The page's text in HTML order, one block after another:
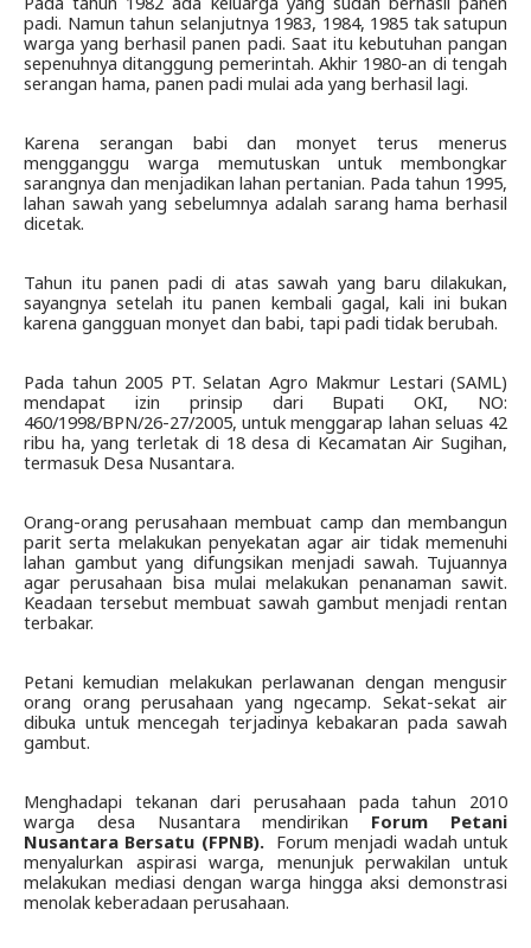
padi. Namun tahun selanjutnya 1983, 1984, 1985 tak satupun
warga yang berhasil panen padi. Saat itu kebutuhan pangan
sepenuhnya ditanggung pemerintah. Akhir 1980-an di tengah
serangan hama, panen padi mulai ada yang berhasil lagi.
Karena serangan babi dan monyet terus menerus
mengganggu warga memutuskan untuk membongkar
sarangnya dan menjadikan lahan pertanian. Pada tahun 1995,
lahan sawah yang sebelumnya adalah sarang hama berhasil
dicetak.
Tahun itu panen padi di atas sawah yang baru dilakukan,
sayangnya setelah itu panen kembali gagal, kali ini bukan
karena gangguan monyet dan babi, tapi padi tidak berubah.
Pada tahun 2005 PT. Selatan Agro Makmur Lestari (SAML)
mendapat izin prinsip dari Bupati OKI, NO:
460/1998/BPN/26-27/2005, untuk menggarap lahan seluas 42
ribu ha, yang terletak di 18 desa di Kecamatan Air Sugihan,
termasuk Desa Nusantara.
Orang-orang perusahaan membuat camp dan membangun
parit serta melakukan penyekatan agar air tidak memenuhi
lahan gambut yang difungsikan menjadi sawah. Tujuannya
agar perusahaan bisa mulai melakukan penanaman sawit.
Keadaan tersebut membuat sawah gambut menjadi rentan
terbakar.
Petani kemudian melakukan perlawanan dengan mengusir
orang orang perusahaan yang ngecamp. Sekat-sekat air
dibuka untuk mencegah terjadinya kebakaran pada sawah
gambut.
Menghadapi tekanan dari perusahaan pada tahun 2010
warga desa Nusantara mendirikan Forum Petani
Nusantara Bersatu (FPNB). Forum menjadi wadah untuk
menyalurkan aspirasi warga, menunjuk perwakilan untuk
melakukan mediasi dengan warga hingga aksi demonstrasi
menolak keberadaan perusahaan.